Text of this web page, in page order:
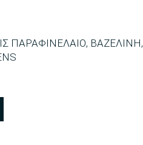
ΠΑΡΑΦΙΝΕΛΑΙΟ, ΒΑΖΕΛΙΝΗ,